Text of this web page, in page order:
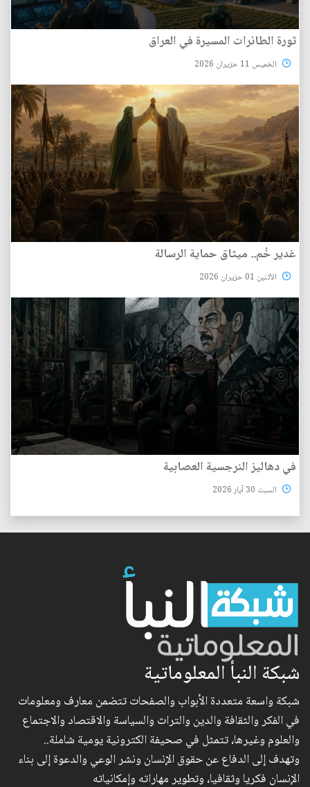
ثورة الطائرات المسيرة في العراق
الخميس 11 حزيران 2026
غدير خُم.. ميثاق حماية الرسالة
الأثنين 01 حزيران 2026
في دهاليز النرجسية العصابية
السبت 30 آيار 2026
شبكة النبأ المعلوماتية
شبكة واسعة متعددة الأبواب والصفحات تتضمن معارف ومعلومات
في الفكر والثقافة والدين والتراث والسياسة والاقتصاد والاجتماع
والعلوم وغيرها، تتمثل في صحيفة الكترونية يومية شاملة..
وتهدف إلى الدفاع عن حقوق الإنسان ونشر الوعي والدعوة إلى بناء
الإنسان فكريا وثقافيا، وتطوير مهاراته وإمكانياته